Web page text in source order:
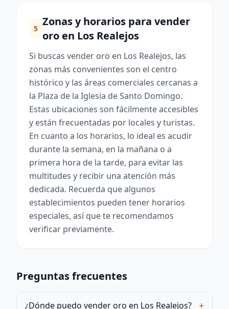
5
Zonas y horarios para vender
oro en Los Realejos
Si buscas vender oro en Los Realejos, las
zonas más convenientes son el centro
histórico y las áreas comerciales cercanas a
la Plaza de la Iglesia de Santo Domingo.
Estas ubicaciones son fácilmente accesibles
y están frecuentadas por locales y turistas.
En cuanto a los horarios, lo ideal es acudir
durante la semana, en la mañana o a
primera hora de la tarde, para evitar las
multitudes y recibir una atención más
dedicada. Recuerda que algunos
establecimientos pueden tener horarios
especiales, así que te recomendamos
verificar previamente.
Preguntas frecuentes
¿Dónde puedo vender oro en Los Realejos? +